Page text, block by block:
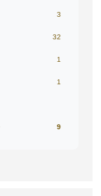
3
32
1
1
9